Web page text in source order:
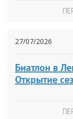
27/07/2026
Биатлон в
Открытие